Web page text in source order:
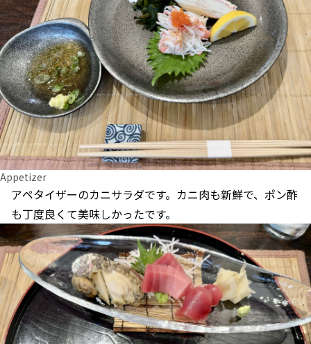
Appetizer
アペタイザーのカニサラダです。カニ肉も新鮮で、ポン酢
も丁度良くて美味しかったです。